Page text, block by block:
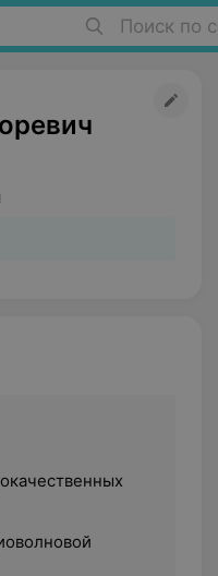
Поиск по